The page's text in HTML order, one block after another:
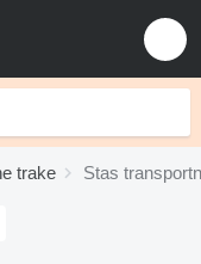
trake Stas